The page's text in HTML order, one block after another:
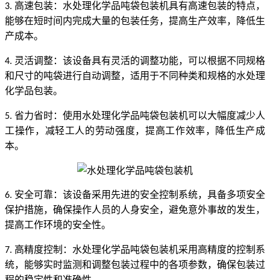
3. 高速包装：水处理化学品吨袋包装机具有高速包装的特点，
能够在短时间内完成大量的包装任务，提高生产效率，降低生
产成本。
4. 灵活调整：该设备具有灵活的调整功能，可以根据不同规格
和尺寸的吨袋进行自动调整，适用于不同种类和规格的水处理
化学品包装。
5. 省力省时：使用水处理化学品吨袋包装机可以大幅度减少人
工操作，减轻工人的劳动强度，提高工作效率，降低生产成
本。
6. 安全可靠：该设备采用先进的安全控制系统，具备多项安全
保护措施，确保操作人员的人身安全，避免意外事故的发生，
提高工作环境的安全性。
7. 高精度控制：水处理化学品吨袋包装机采用高精度的控制系
统，能够实时监测和调整包装过程中的各项参数，确保包装过